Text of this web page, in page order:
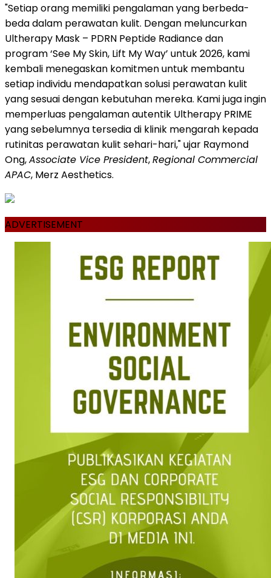
"Setiap orang memiliki pengalaman yang berbeda-
beda dalam perawatan kulit. Dengan meluncurkan
Ultherapy Mask – PDRN Peptide Radiance dan
program ‘See My Skin, Lift My Way’ untuk 2026, kami
kembali menegaskan komitmen untuk membantu
setiap individu mendapatkan solusi perawatan kulit
yang sesuai dengan kebutuhan mereka. Kami juga ingin
memperluas pengalaman autentik Ultherapy PRIME
yang sebelumnya tersedia di klinik mengarah kepada
rutinitas perawatan kulit sehari-hari," ujar Raymond
Ong,Associate Vice President,Regional Commercial
APAC, Merz Aesthetics.
ADVERTISEMENT